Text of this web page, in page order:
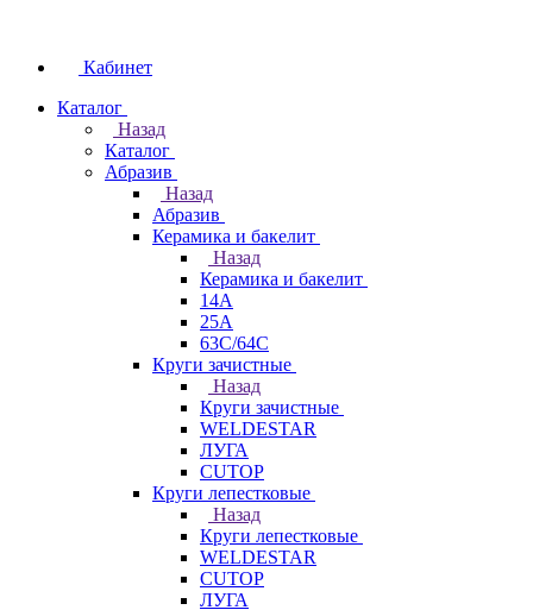
Кабинет
Каталог
Назад
Каталог
Абразив
Назад
Абразив
Керамика и бакелит
Назад
Керамика и бакелит
14А
25А
63С/64С
Круги зачистные
Назад
Круги зачистные
WELDESTAR
ЛУГА
CUTOP
Круги лепестковые
Назад
Круги лепестковые
WELDESTAR
CUTOP
ЛУГА